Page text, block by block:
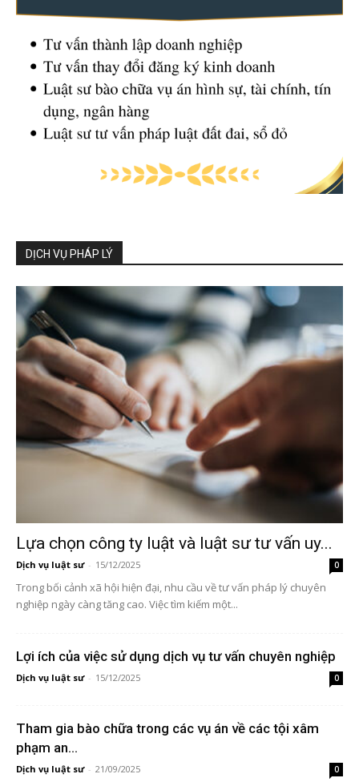
DỊCH VỤ PHÁP LÝ
Lựa chọn công ty luật và luật sư tư vấn uy...
Dịch vụ luật sư - 15/12/2025 0
Trong bối cảnh xã hội hiện đại, nhu cầu về tư vấn pháp lý chuyên
nghiệp ngày càng tăng cao. Việc tìm kiếm một...
Lợi ích của việc sử dụng dịch vụ tư vấn chuyên nghiệp
Dịch vụ luật sư - 15/12/2025 0
Tham gia bào chữa trong các vụ án về các tội xâm
phạm an...
Dịch vụ luật sư - 21/09/2025 0